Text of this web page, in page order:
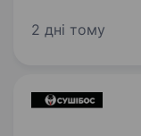
займаємось
2 дні тому